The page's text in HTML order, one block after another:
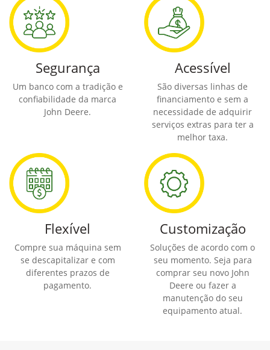
Segurança
Um banco com a tradição e
confiabilidade da marca
John Deere.
Acessível
São diversas linhas de
financiamento e sem a
necessidade de adquirir
serviços extras para ter a
melhor taxa.
Flexível
Compre sua máquina sem
se descapitalizar e com
diferentes prazos de
pagamento.
Customização
Soluções de acordo com o
seu momento. Seja para
comprar seu novo John
Deere ou fazer a
manutenção do seu
equipamento atual.